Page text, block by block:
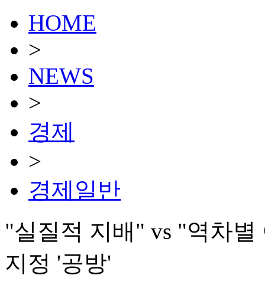
HOME
>
NEWS
>
경제
>
경제일반
"실질적 지배" vs "역차
지정 '공방'